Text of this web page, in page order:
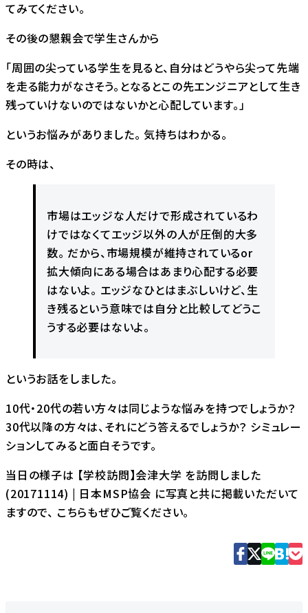
てみてください。
その後の懇親会で学生さんから
「周囲の尖っている学生を見ると、自分はどうやら尖って先端
を走る能力がなさそう。となるとこの先エンジニアとして生き
残っていけないのではないかと心配しています。」
というお悩みがありました。 気持ちはわかる。
その時は、
市場はエッジな人だけで形成されているわ
けではなくてエッジ以外の人が圧倒的大多
数。 だから、市場規模が維持されているor
拡大傾向にある場合はあまり心配する必要
はないよ。 エッジなひとはまぶしいけど、生
き残るという意味では自分と比較してどうこ
うする必要はないよ。
というお話をしました。
10代・20代の若い方々は同じような悩みを持つでしょうか？
30代以降の方々は、それにどう答えるでしょうか？ シミュレー
ションしてみると面白そうです。
当日の様子は 【学校訪問】会津大学 を訪問しました
(20171114) | 日本MSP協会 に写真と共に掲載いただいて
ますので、 こちらもぜひご覧ください。